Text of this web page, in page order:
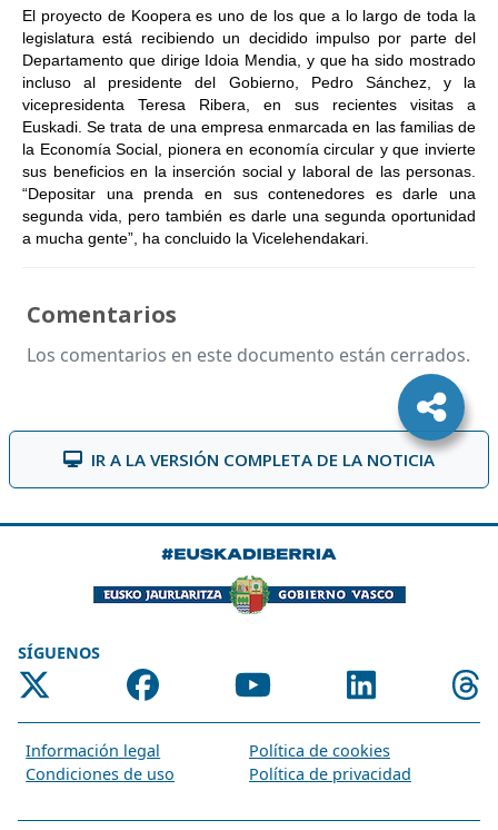
El proyecto de Koopera es uno de los que a lo largo de toda la
legislatura está recibiendo un decidido impulso por parte del
Departamento que dirige Idoia Mendia, y que ha sido mostrado
incluso al presidente del Gobierno, Pedro Sánchez, y la
vicepresidenta Teresa Ribera, en sus recientes visitas a
Euskadi. Se trata de una empresa enmarcada en las familias de
la Economía Social, pionera en economía circular y que invierte
sus beneficios en la inserción social y laboral de las personas.
“Depositar una prenda en sus contenedores es darle una
segunda vida, pero también es darle una segunda oportunidad
a mucha gente”, ha concluido la Vicelehendakari.
Comentarios
Los comentarios en este documento están cerrados.
IR A LA VERSIÓN COMPLETA DE LA NOTICIA
SÍGUENOS
Información legal
Política de cookies
Condiciones de uso
Política de privacidad